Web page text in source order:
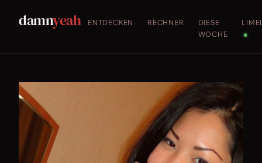
damnyeah ENTDECKEN RECHNER
DIESE
WOCHE
●